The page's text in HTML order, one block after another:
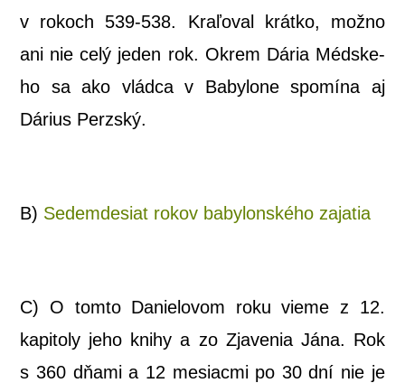
v rokoch 539-538. Kra­ľo­val krát­ko, mož­no
ani nie celý jeden rok. Okrem Dária Méd­ske­
ho sa ako vlád­ca v Baby­lo­ne spo­mí­na aj
Dárius Perzský.
B) Sedem­de­siat rokov baby­lon­ské­ho zajatia
C) O tom­to Danie­lo­vom roku vie­me z 12.
kapi­to­ly jeho kni­hy a zo Zja­ve­nia Jána. Rok
s 360 dňa­mi a 12 mesiac­mi po 30 dní nie je